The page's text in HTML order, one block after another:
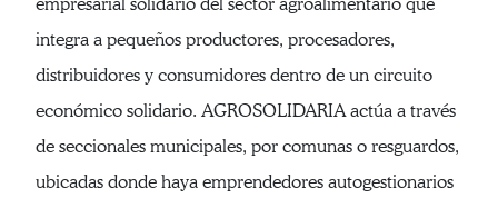
integra a pequeños productores, procesadores,
distribuidores y consumidores dentro de un circuito
económico solidario. AGROSOLIDARIA actúa a través
de seccionales municipales, por comunas o resguardos,
ubicadas donde haya emprendedores autogestionarios